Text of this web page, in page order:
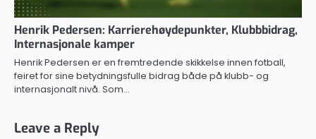
Henrik Pedersen: Karrierehøydepunkter, Klubbbidrag,
Internasjonale kamper
Henrik Pedersen er en fremtredende skikkelse innen fotball,
feiret for sine betydningsfulle bidrag både på klubb- og
internasjonalt nivå. Som…
Leave a Reply